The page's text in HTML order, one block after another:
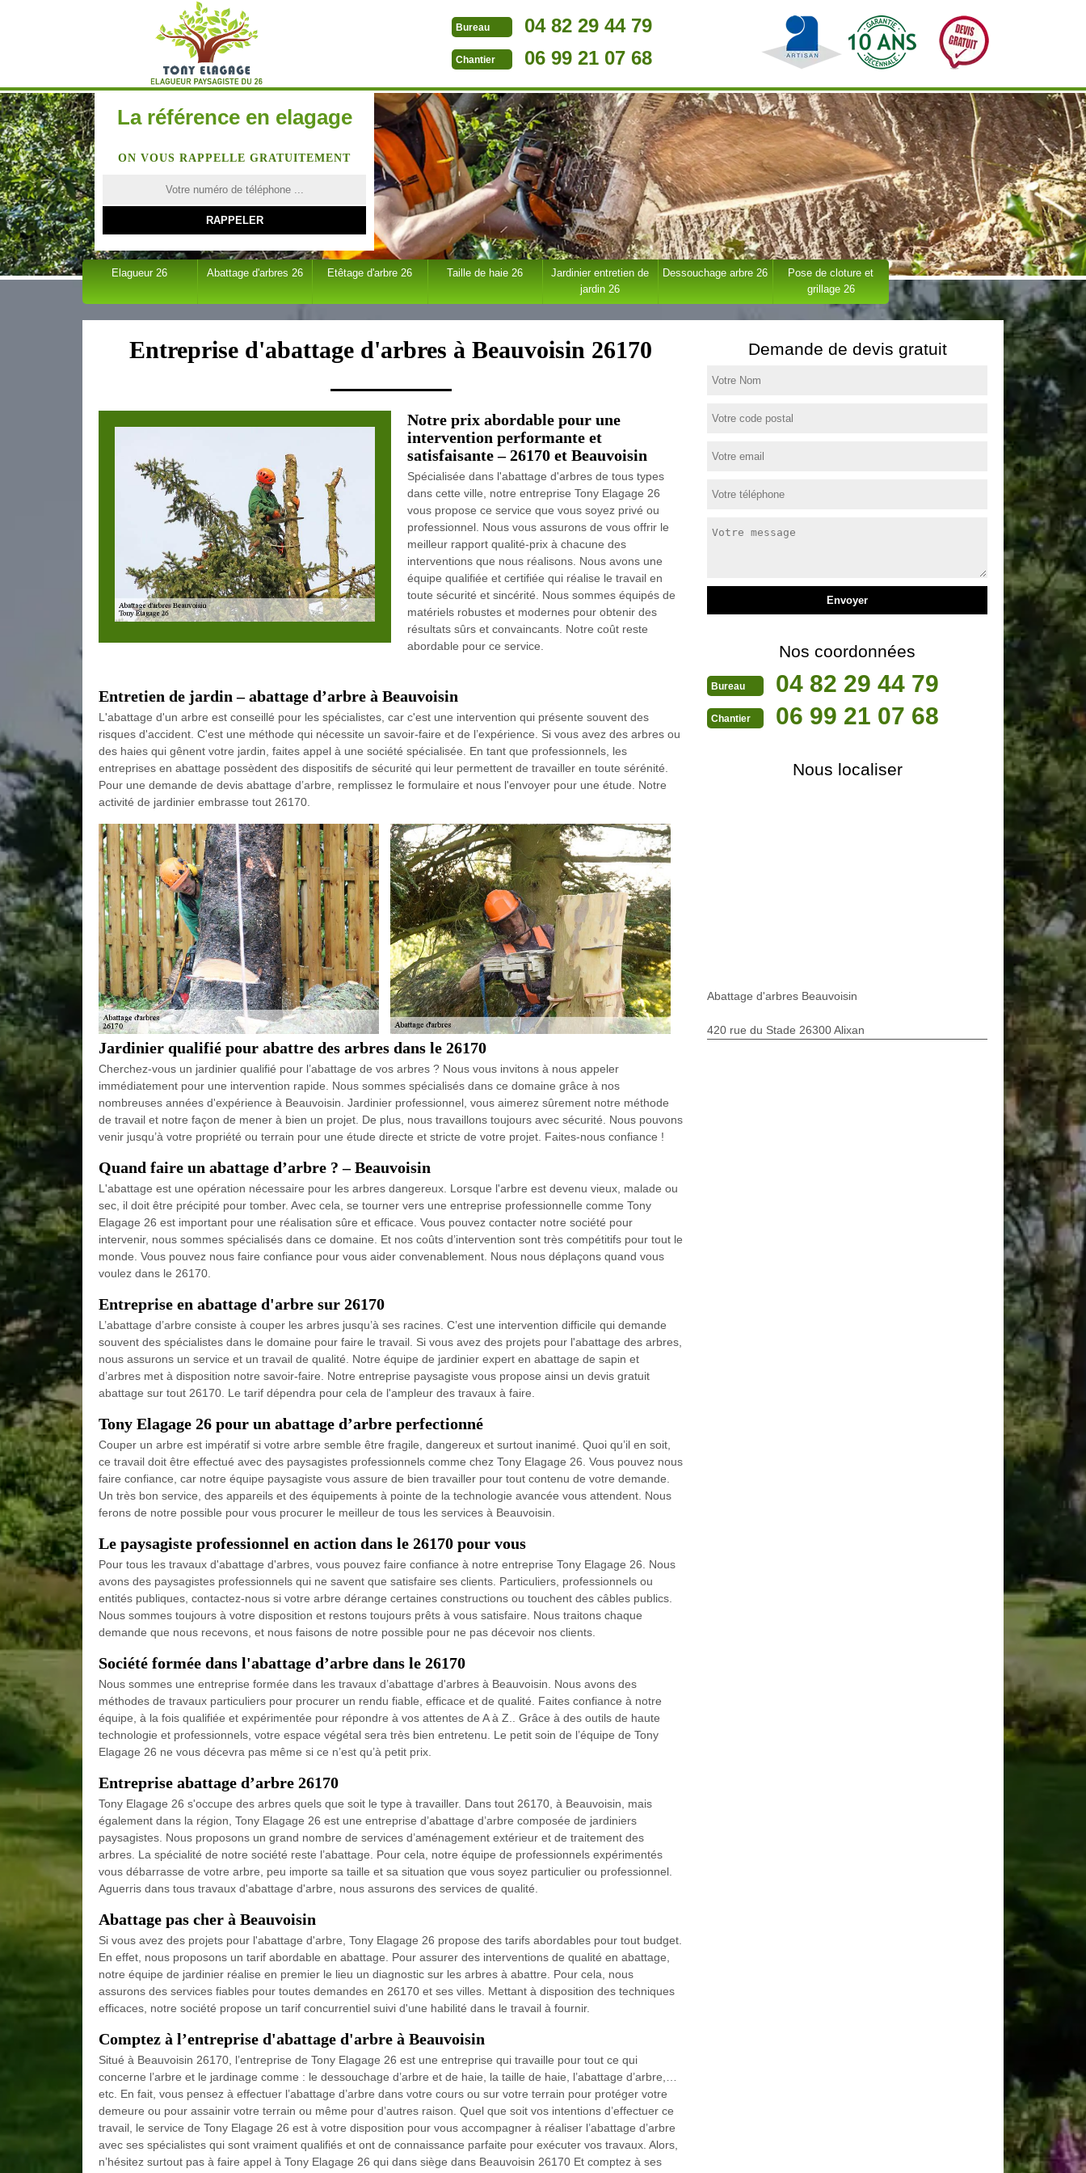
Bureau 04 82 29 44 79
Chantier 06 99 21 07 68
La référence en elagage
ON VOUS RAPPELLE GRATUITEMENT
Elagueur 26 Abattage d'arbres 26 Etêtage d'arbre 26 Taille de haie 26
Jardinier entretien de
jardin 26
Dessouchage arbre 26
Pose de cloture et
grillage 26
Entreprise d'abattage d'arbres à Beauvoisin 26170
Notre prix abordable pour une
intervention performante et
satisfaisante – 26170 et Beauvoisin
Spécialisée dans l'abattage d'arbres de tous types
dans cette ville, notre entreprise Tony Elagage 26
vous propose ce service que vous soyez privé ou
professionnel. Nous vous assurons de vous offrir le
meilleur rapport qualité-prix à chacune des
interventions que nous réalisons. Nous avons une
équipe qualifiée et certifiée qui réalise le travail en
toute sécurité et sincérité. Nous sommes équipés de
matériels robustes et modernes pour obtenir des
résultats sûrs et convaincants. Notre coût reste
abordable pour ce service.
Entretien de jardin – abattage d’arbre à Beauvoisin
L'abattage d'un arbre est conseillé pour les spécialistes, car c'est une intervention qui présente souvent des
risques d'accident. C'est une méthode qui nécessite un savoir-faire et de l’expérience. Si vous avez des arbres ou
des haies qui gênent votre jardin, faites appel à une société spécialisée. En tant que professionnels, les
entreprises en abattage possèdent des dispositifs de sécurité qui leur permettent de travailler en toute sérénité.
Pour une demande de devis abattage d’arbre, remplissez le formulaire et nous l'envoyer pour une étude. Notre
activité de jardinier embrasse tout 26170.
Jardinier qualifié pour abattre des arbres dans le 26170
Cherchez-vous un jardinier qualifié pour l’abattage de vos arbres ? Nous vous invitons à nous appeler
immédiatement pour une intervention rapide. Nous sommes spécialisés dans ce domaine grâce à nos
nombreuses années d'expérience à Beauvoisin. Jardinier professionnel, vous aimerez sûrement notre méthode
de travail et notre façon de mener à bien un projet. De plus, nous travaillons toujours avec sécurité. Nous pouvons
venir jusqu’à votre propriété ou terrain pour une étude directe et stricte de votre projet. Faites-nous confiance !
Quand faire un abattage d’arbre ? – Beauvoisin
L'abattage est une opération nécessaire pour les arbres dangereux. Lorsque l'arbre est devenu vieux, malade ou
sec, il doit être précipité pour tomber. Avec cela, se tourner vers une entreprise professionnelle comme Tony
Elagage 26 est important pour une réalisation sûre et efficace. Vous pouvez contacter notre société pour
intervenir, nous sommes spécialisés dans ce domaine. Et nos coûts d’intervention sont très compétitifs pour tout le
monde. Vous pouvez nous faire confiance pour vous aider convenablement. Nous nous déplaçons quand vous
voulez dans le 26170.
Entreprise en abattage d'arbre sur 26170
L’abattage d’arbre consiste à couper les arbres jusqu’à ses racines. C’est une intervention difficile qui demande
souvent des spécialistes dans le domaine pour faire le travail. Si vous avez des projets pour l'abattage des arbres,
nous assurons un service et un travail de qualité. Notre équipe de jardinier expert en abattage de sapin et
d’arbres met à disposition notre savoir-faire. Notre entreprise paysagiste vous propose ainsi un devis gratuit
abattage sur tout 26170. Le tarif dépendra pour cela de l'ampleur des travaux à faire.
Tony Elagage 26 pour un abattage d’arbre perfectionné
Couper un arbre est impératif si votre arbre semble être fragile, dangereux et surtout inanimé. Quoi qu’il en soit,
ce travail doit être effectué avec des paysagistes professionnels comme chez Tony Elagage 26. Vous pouvez nous
faire confiance, car notre équipe paysagiste vous assure de bien travailler pour tout contenu de votre demande.
Un très bon service, des appareils et des équipements à pointe de la technologie avancée vous attendent. Nous
ferons de notre possible pour vous procurer le meilleur de tous les services à Beauvoisin.
Le paysagiste professionnel en action dans le 26170 pour vous
Pour tous les travaux d'abattage d'arbres, vous pouvez faire confiance à notre entreprise Tony Elagage 26. Nous
avons des paysagistes professionnels qui ne savent que satisfaire ses clients. Particuliers, professionnels ou
entités publiques, contactez-nous si votre arbre dérange certaines constructions ou touchent des câbles publics.
Nous sommes toujours à votre disposition et restons toujours prêts à vous satisfaire. Nous traitons chaque
demande que nous recevons, et nous faisons de notre possible pour ne pas décevoir nos clients.
Société formée dans l'abattage d’arbre dans le 26170
Nous sommes une entreprise formée dans les travaux d’abattage d'arbres à Beauvoisin. Nous avons des
méthodes de travaux particuliers pour procurer un rendu fiable, efficace et de qualité. Faites confiance à notre
équipe, à la fois qualifiée et expérimentée pour répondre à vos attentes de A à Z.. Grâce à des outils de haute
technologie et professionnels, votre espace végétal sera très bien entretenu. Le petit soin de l’équipe de Tony
Elagage 26 ne vous décevra pas même si ce n’est qu’à petit prix.
Entreprise abattage d’arbre 26170
Tony Elagage 26 s'occupe des arbres quels que soit le type à travailler. Dans tout 26170, à Beauvoisin, mais
également dans la région, Tony Elagage 26 est une entreprise d’abattage d’arbre composée de jardiniers
paysagistes. Nous proposons un grand nombre de services d’aménagement extérieur et de traitement des
arbres. La spécialité de notre société reste l’abattage. Pour cela, notre équipe de professionnels expérimentés
vous débarrasse de votre arbre, peu importe sa taille et sa situation que vous soyez particulier ou professionnel.
Aguerris dans tous travaux d'abattage d'arbre, nous assurons des services de qualité.
Abattage pas cher à Beauvoisin
Si vous avez des projets pour l'abattage d'arbre, Tony Elagage 26 propose des tarifs abordables pour tout budget.
En effet, nous proposons un tarif abordable en abattage. Pour assurer des interventions de qualité en abattage,
notre équipe de jardinier réalise en premier le lieu un diagnostic sur les arbres à abattre. Pour cela, nous
assurons des services fiables pour toutes demandes en 26170 et ses villes. Mettant à disposition des techniques
efficaces, notre société propose un tarif concurrentiel suivi d'une habilité dans le travail à fournir.
Comptez à l’entreprise d'abattage d'arbre à Beauvoisin
Situé à Beauvoisin 26170, l’entreprise de Tony Elagage 26 est une entreprise qui travaille pour tout ce qui
concerne l’arbre et le jardinage comme : le dessouchage d’arbre et de haie, la taille de haie, l’abattage d’arbre,…
etc. En fait, vous pensez à effectuer l’abattage d’arbre dans votre cours ou sur votre terrain pour protéger votre
demeure ou pour assainir votre terrain ou même pour d’autres raison. Quel que soit vos intentions d’effectuer ce
travail, le service de Tony Elagage 26 est à votre disposition pour vous accompagner à réaliser l’abattage d’arbre
avec ses spécialistes qui sont vraiment qualifiés et ont de connaissance parfaite pour exécuter vos travaux. Alors,
n’hésitez surtout pas à faire appel à Tony Elagage 26 qui dans siège dans Beauvoisin 26170 Et comptez à ses
Demande de devis gratuit
Nos coordonnées
Bureau 04 82 29 44 79
Chantier 06 99 21 07 68
Nous localiser
Abattage d'arbres Beauvoisin
420 rue du Stade 26300 Alixan